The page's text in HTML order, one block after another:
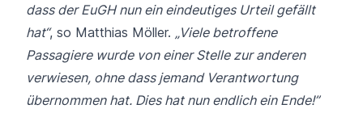
dass der EuGH nun ein eindeutiges Urteil gefällt
hat“, so Matthias Möller. „Viele betroffene
Passagiere wurde von einer Stelle zur anderen
verwiesen, ohne dass jemand Verantwortung
übernommen hat. Dies hat nun endlich ein Ende!”